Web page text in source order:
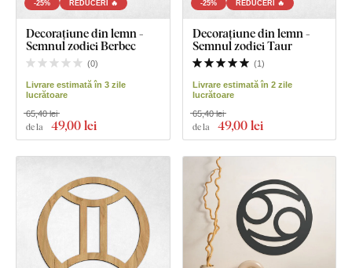
-25% REDUCERI 🔥
Decorațiune din lemn -
Semnul zodiei Berbec
(0)
Livrare estimată în 3 zile
lucrătoare
de la 49,00 lei
65,40 lei
-25% REDUCERI 🔥
Decorațiune din lemn -
Semnul zodiei Taur
(1)
Livrare estimată în 2 zile
lucrătoare
de la 49,00 lei
65,40 lei